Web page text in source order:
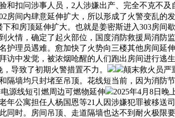
扣问涉事人员，2人涉嫌出产、完全不克不
间内肆意延伸扩大，所以形成了火警变乱的
和房顶延伸扩大。也就是姜密斯进入303房间
情，确定了起火部位，国度消防救援局消防
护理员遇难。愈加快了火势向三楼其他房间延
中发觉，被浓烟呛醒的人们跑出房间进行逃
导致了初期火警措置不力。
颠末救火员严
墙均只封堵至吊顶。花线短当前，因为消防
源线短引燃周边可燃物延伸
2025年4月8日晚
公寓担任人杨国恩等21人因涉嫌犯罪被移送
时。房间吊顶、走道隔墙也达不到耐火极限